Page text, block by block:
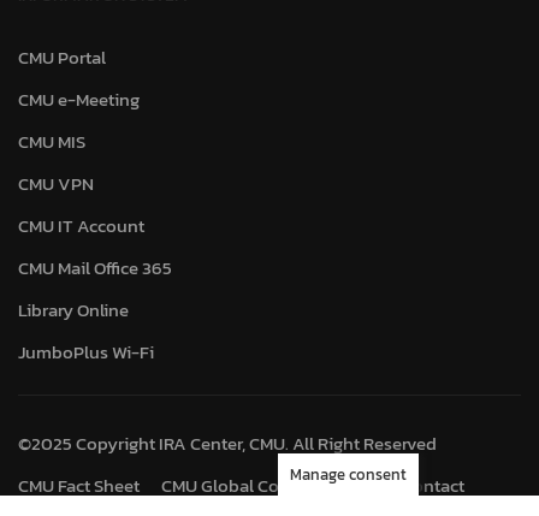
CMU Portal
CMU e-Meeting
CMU MIS
CMU VPN
CMU IT Account
CMU Mail Office 365
Library Online
JumboPlus Wi-Fi
©2025 Copyright IRA Center, CMU. All Right Reserved
CMU Fact Sheet
CMU Global Connect Map Contact
Manage consent